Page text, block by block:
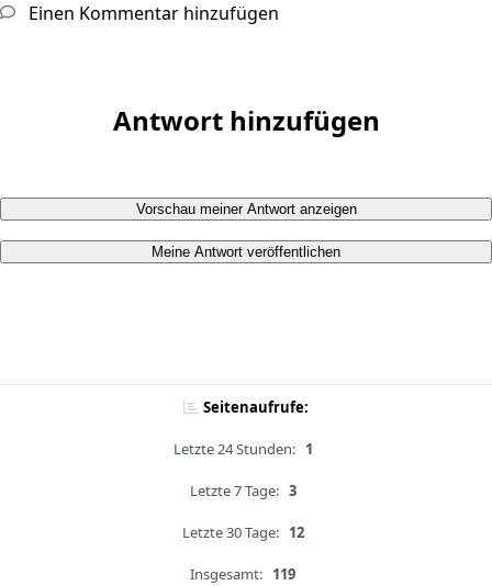
Einen Kommentar hinzufügen
Antwort hinzufügen
Vorschau meiner Antwort anzeigen
Meine Antwort veröffentlichen
Seitenaufrufe:
Letzte 24 Stunden: 1
Letzte 7 Tage: 3
Letzte 30 Tage: 12
Insgesamt: 119